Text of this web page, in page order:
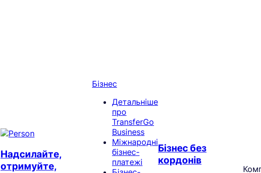
Надсилайте,
отримуйте,
Бізнес
Детальніше
про
TransferGo
Business
Міжнародні
бізнес-
платежі
Бізнес без
кордонів